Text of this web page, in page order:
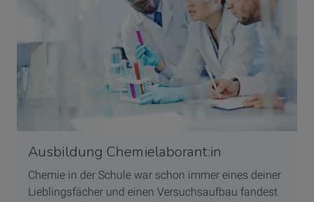
Ausbildung Chemielaborant:in
Chemie in der Schule war schon immer eines deiner
Lieblingsfächer und einen Versuchsaufbau fandest